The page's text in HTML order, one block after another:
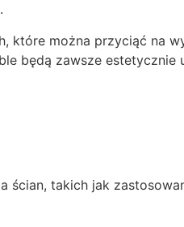
które można przyciąć na
będą zawsze estetycznie
ścian, takich jak